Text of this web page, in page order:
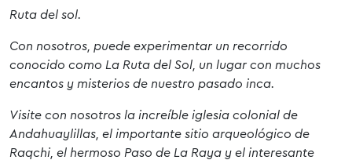
Ruta del sol.
Con nosotros, puede experimentar un recorrido
conocido como La Ruta del Sol, un lugar con muchos
encantos y misterios de nuestro pasado inca.
Visite con nosotros la increíble iglesia colonial de
Andahuaylillas, el importante sitio arqueológico de
Raqchi, el hermoso Paso de La Raya y el interesante